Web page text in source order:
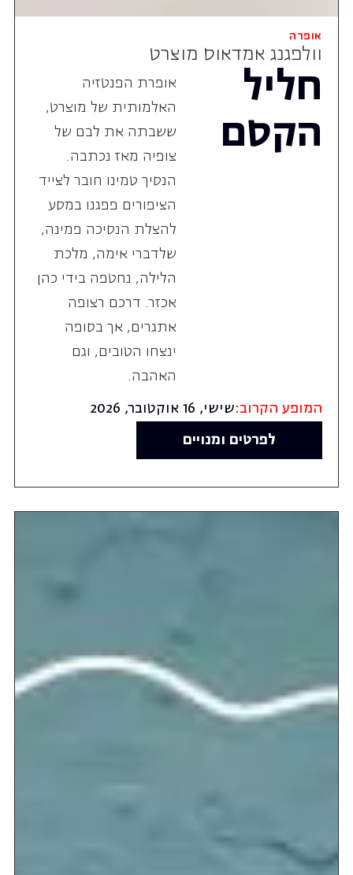
אופרה
וולפגנג אמדאוס מוצרט
חליל
הקסם
אופרת הפנטזיה
האלמותית של מוצרט,
ששבתה את לבם של
צופיה מאז נכתבה.
הנסיך טמינו חובר לצייד
הציפורים פפגנו במסע
להצלת הנסיכה פמינה,
שלדברי אימה, מלכת
הלילה, נחטפה בידי כהן
אכזר. דרכם רצופה
אתגרים, אך בסופה
ינצחו הטובים, וגם
האהבה.
המופע הקרוב:שישי, 16 אוקטובר, 2026
לפרטים ומנויים